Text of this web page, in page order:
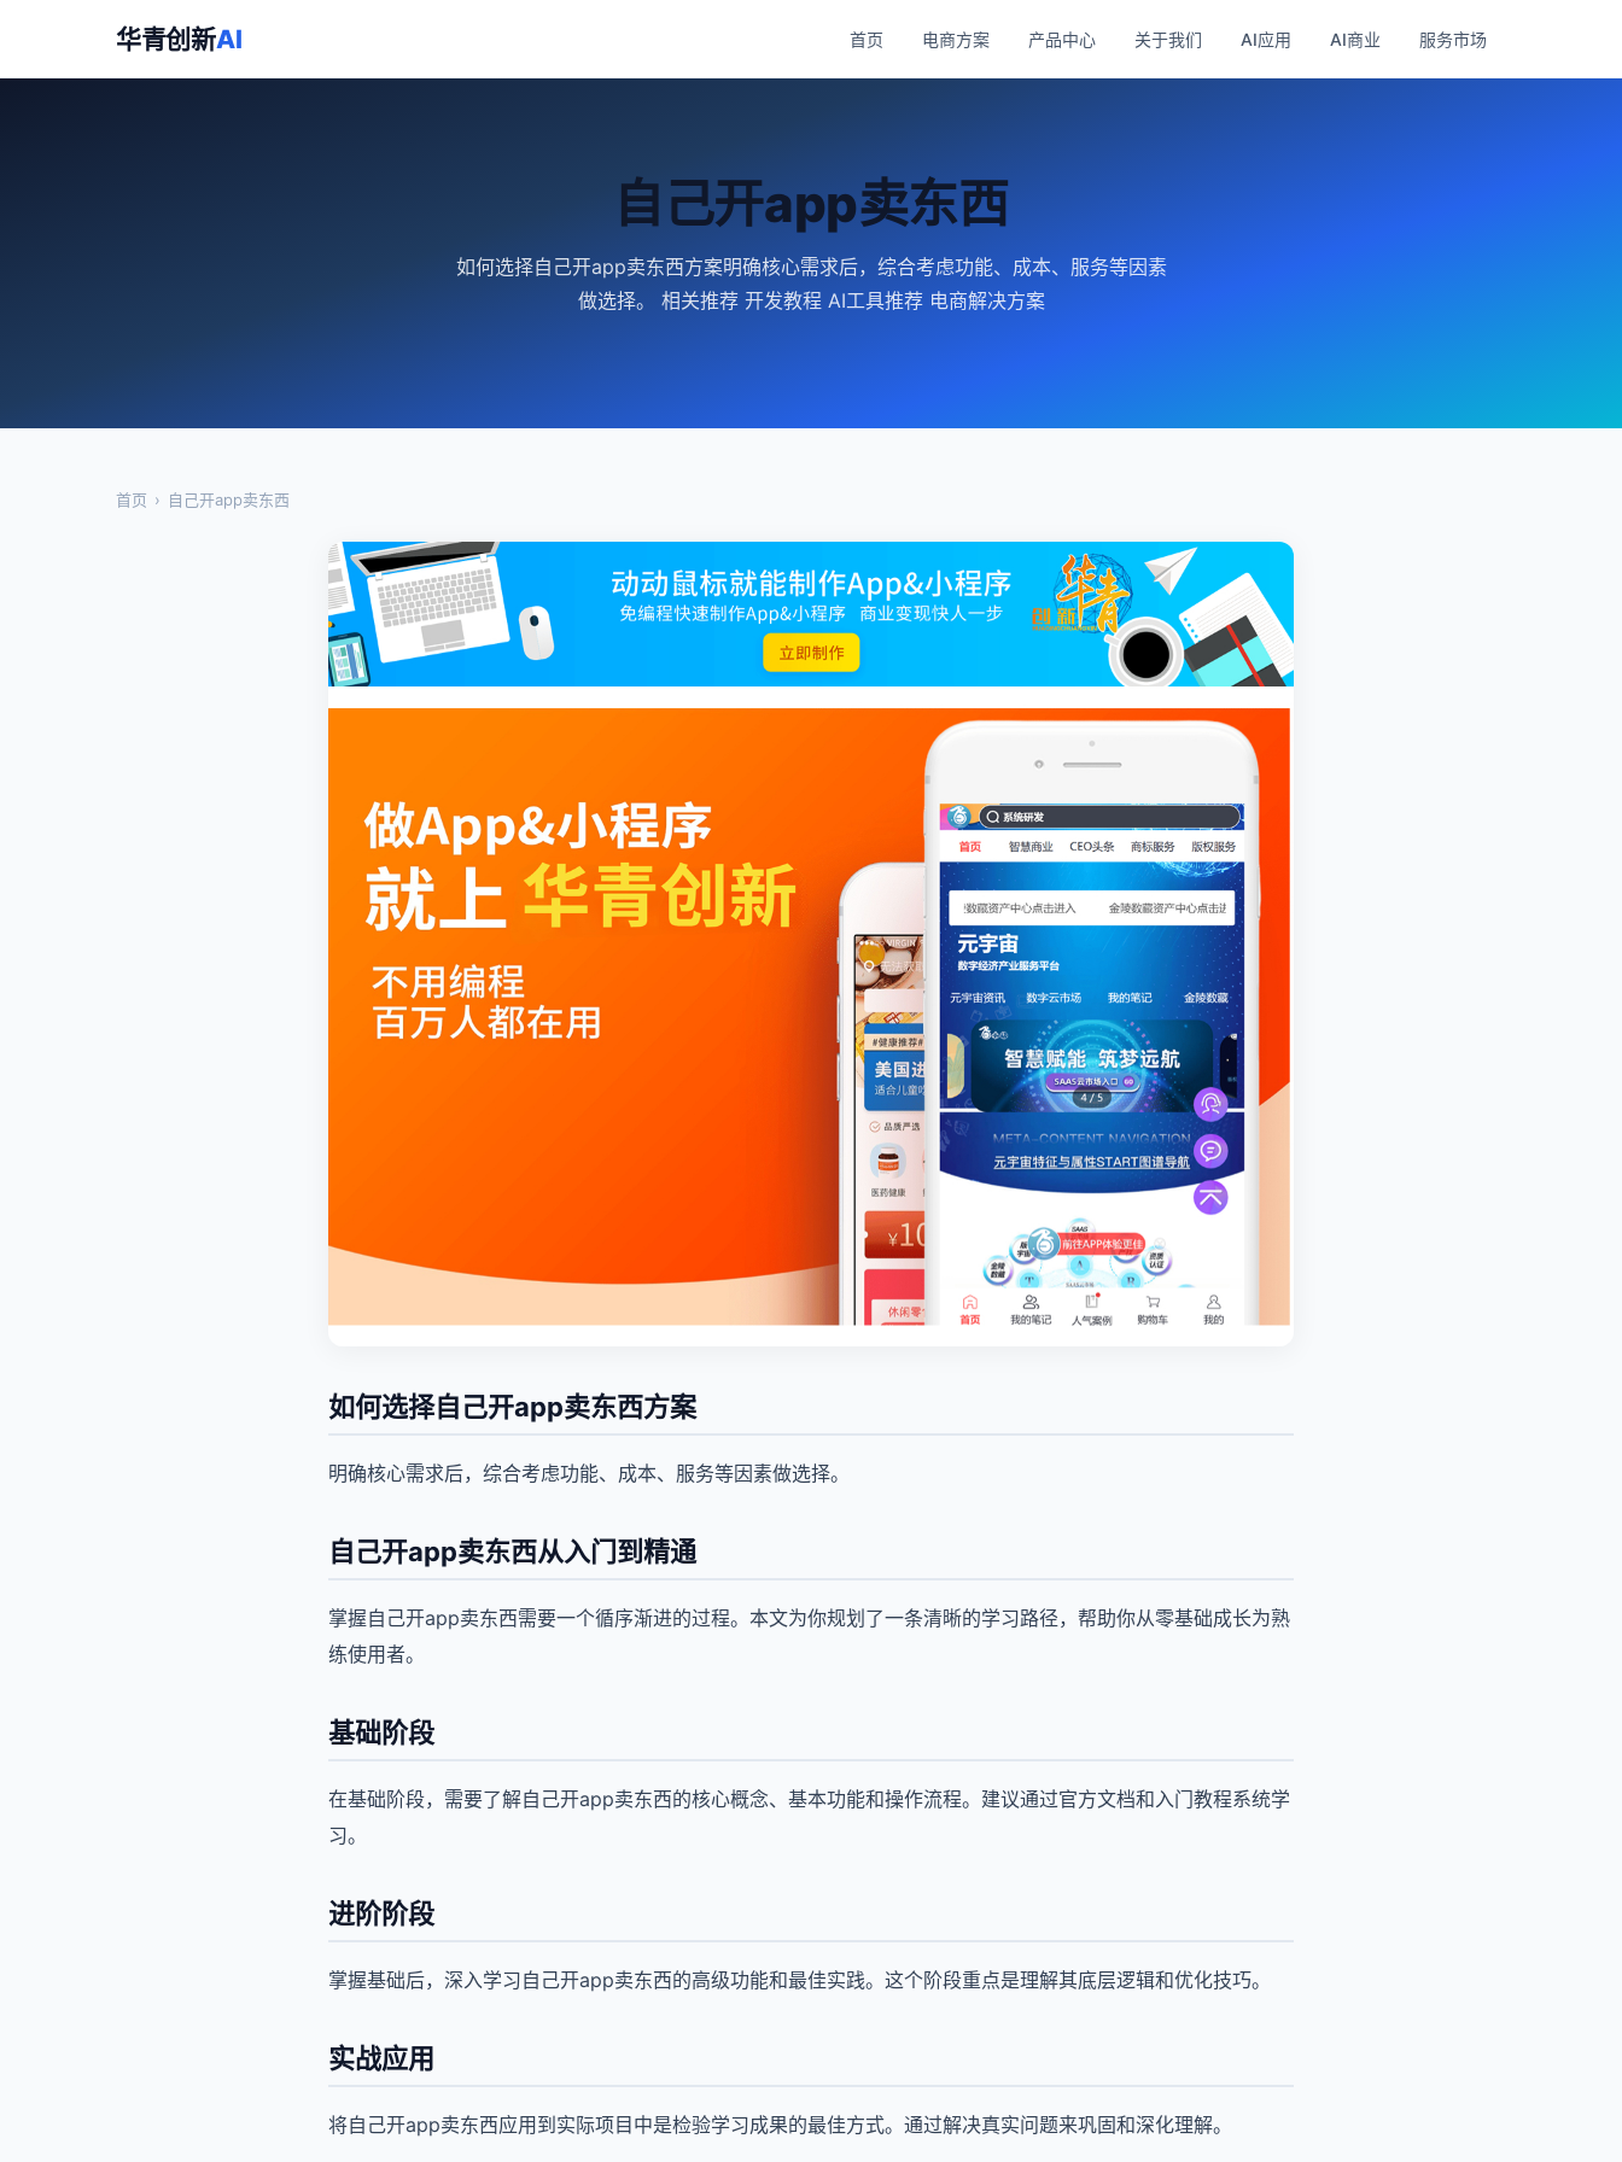
华青创新AI 首页 电商方案 产品中心 关于我们 AI应用 AI商业 服务市场
自己开app卖东西
如何选择自己开app卖东西方案明确核心需求后，综合考虑功能、成本、服务等因素
做选择。 相关推荐 开发教程 AI工具推荐 电商解决方案
首页 › 自己开app卖东西
如何选择自己开app卖东西方案
明确核心需求后，综合考虑功能、成本、服务等因素做选择。
自己开app卖东西从入门到精通
掌握自己开app卖东西需要一个循序渐进的过程。本文为你规划了一条清晰的学习路径，帮助你从零基础成长为熟
练使用者。
基础阶段
在基础阶段，需要了解自己开app卖东西的核心概念、基本功能和操作流程。建议通过官方文档和入门教程系统学
习。
进阶阶段
掌握基础后，深入学习自己开app卖东西的高级功能和最佳实践。这个阶段重点是理解其底层逻辑和优化技巧。
实战应用
将自己开app卖东西应用到实际项目中是检验学习成果的最佳方式。通过解决真实问题来巩固和深化理解。